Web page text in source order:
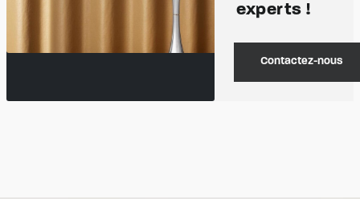
experts !
Contactez-nous